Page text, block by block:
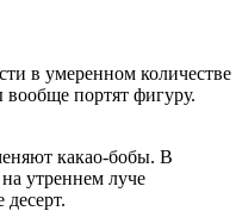
в умеренном количестве
вообще портят фигуру.
какао-бобы. В
утреннем луче